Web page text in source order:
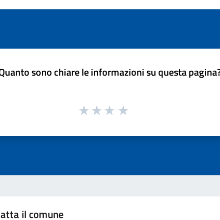
sono chiare le informazioni su questa
il comune